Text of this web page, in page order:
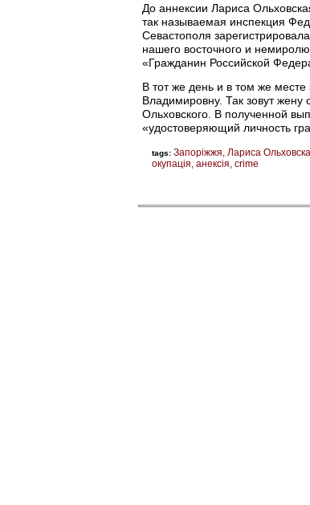
До аннексии Лариса
так называемая инспекция
Севастополя
нашего восточного и
«Гражданин Российской
В тот же день и в том же
Владимировну. Так зовут
Ольховского. В полученной
«удостоверяющий личность
tags: Запоріжжя Лариса
окупація анексія crime